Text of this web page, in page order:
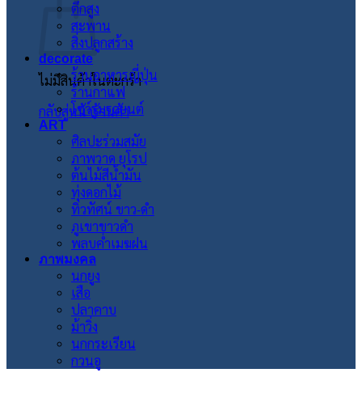
ไม่มีสินค้าในตะกร้า
กลับสู่หน้าร้านค้า
ตึกสูง
สะพาน
สิ่งปลูกสร้าง
decorate
ร้านอาหารญี่ปุ่น
ร้านกาแฟ
โชว์รูมรถยนต์
ART
ศิลปะร่วมสมัย
ภาพวาด ยุโรป
ต้นไม้สีน้ำมัน
ทุ่งดอกไม้
ทิวทัศน์ ขาว-ดำ
ภูเขาขาวดำ
พลบค่ำเมฆฝน
ภาพมงคล
นกยูง
เสือ
ปลาคาบ
ม้าวิ่ง
นกกระเรียน
กวนอู